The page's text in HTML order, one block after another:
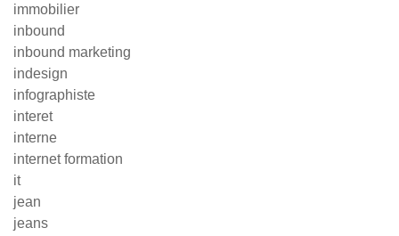
immobilier
inbound
inbound marketing
indesign
infographiste
interet
interne
internet formation
it
jean
jeans